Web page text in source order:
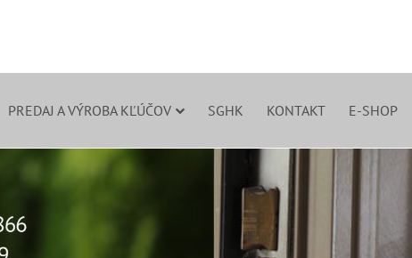
PREDAJ A VÝROBA KĽÚČOV SGHK KONTAKT E-SHOP